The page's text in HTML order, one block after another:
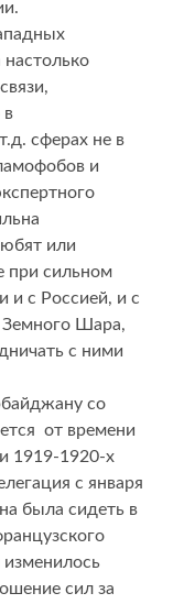
в
сферах не в
и
или
при сильном
и с Россией, и с
Земного Шара,
с ними
со
от времени
1919-1920-х
с января
была сидеть в
сил за